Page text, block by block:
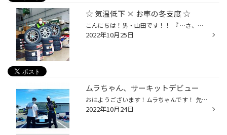
☆ 気温低下 × お車の冬支度 ☆
こんにちは！男・山田です！！ 『 …さ、さ、寒みぃーーーｯ！！ 』 っと言う事で、本日は " 真冬並みに寒い " 東京てすが 気温の低下に伴いまして！ 【 スタッドレスタイヤのご予約 】が 増えて来ております☆☆(๑˃̵ᴗ˂̵)و ( ありがとうございまーす！！) 早めに『 車の冬支度 』をする事で…☆☆ ・豊富な...
2022年10月25日
ムラちゃん、サーキットデビュー
おはようございます！ムラちゃんです！ 先月末にプロアイズさんの筑波TC1000走行会に初めて父親のGR86と参加してきました！ 初めてのサーキットという事もあって前日の夜は 緊張して全く寝れなかったですね、、、(笑) そしてサーキット場に着くと、、、これまたビックリ！( ﾟДﾟ) CP大泉の専務も参加...
2022年10月24日